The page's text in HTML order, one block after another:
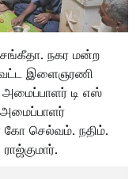
நகர மன்ற
இளைஞரணி
டி எஸ்
செல்வம். நதிம்.